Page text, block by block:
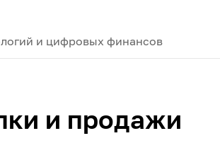
и цифровых финансов
и продажи